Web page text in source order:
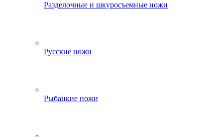
Разделочные и шкуросъемные ножи
Русские ножи
Рыбацкие ножи